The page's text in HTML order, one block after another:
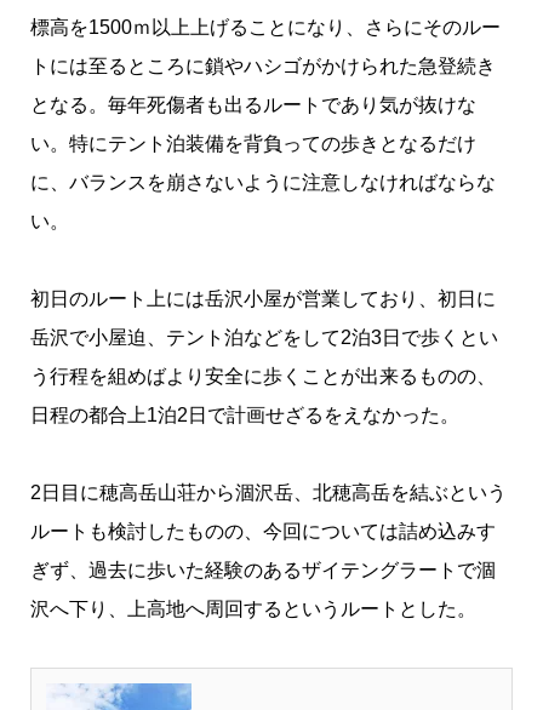
標高を1500ｍ以上上げることになり、さらにそのルー
トには至るところに鎖やハシゴがかけられた急登続き
となる。毎年死傷者も出るルートであり気が抜けな
い。特にテント泊装備を背負っての歩きとなるだけ
に、バランスを崩さないように注意しなければならな
い。
初日のルート上には岳沢小屋が営業しており、初日に
岳沢で小屋迫、テント泊などをして2泊3日で歩くとい
う行程を組めばより安全に歩くことが出来るものの、
日程の都合上1泊2日で計画せざるをえなかった。
2日目に穂高岳山荘から涸沢岳、北穂高岳を結ぶという
ルートも検討したものの、今回については詰め込みす
ぎず、過去に歩いた経験のあるザイテングラートで涸
沢へ下り、上高地へ周回するというルートとした。